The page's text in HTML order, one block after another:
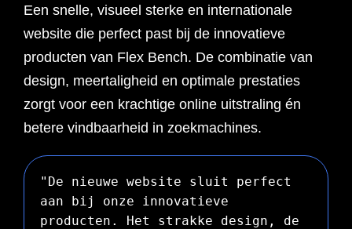
Een snelle, visueel sterke en internationale
website die perfect past bij de innovatieve
producten van Flex Bench. De combinatie van
design, meertaligheid en optimale prestaties
zorgt voor een krachtige online uitstraling én
betere vindbaarheid in zoekmachines.
"De nieuwe website sluit perfect
aan bij onze innovatieve
producten. Het strakke design, de